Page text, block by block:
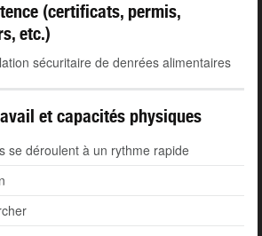
(certificats, permis,
etc.)
sécuritaire de denrées alimentaires
et capacités physiques
se déroulent à un rythme rapide